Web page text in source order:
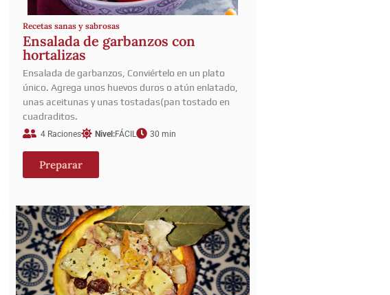
Recetas sanas y sabrosas
Ensalada de garbanzos con
hortalizas
Ensalada de garbanzos, Conviértelo en un plato
único. Agrega unos huevos duros o atún enlatado,
unas aceitunas y unas tostadas(pan tostado en
cuadraditos.
4 Raciones Nivel:FÁCIL 30 min
Preparar